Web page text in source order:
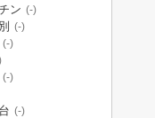
ン (-)
(-)
(-)
(-)
(-)